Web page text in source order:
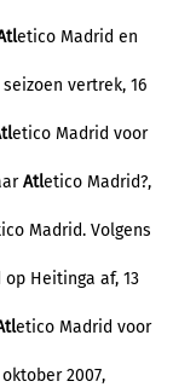
etico Madrid en
vertrek, 16
etico Madrid voor
Atletico Madrid?,
Madrid. Volgens
Heitinga af, 13
etico Madrid voor
2007,